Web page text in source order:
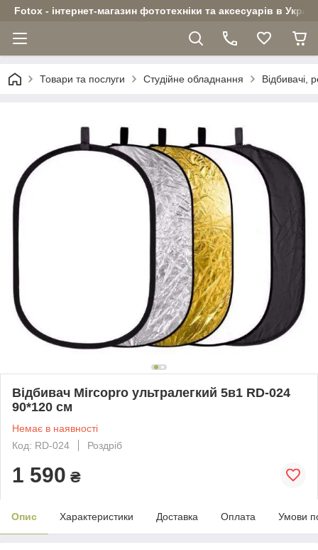
Fotox - інтернет-магазин фототехніки та аксесуарів в
Товари та послуги Студійне обладнання Відбивачі,
Відбивач Mircopro ультралегкий 5в1 RD-024
90*120 см
Немає в наявності
Код: RD-024
Роздріб
1 590 ₴
Опис Характеристики Доставка Оплата Умови